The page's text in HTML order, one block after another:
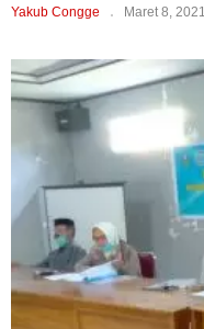
Yakub Congge Maret 8, 2021